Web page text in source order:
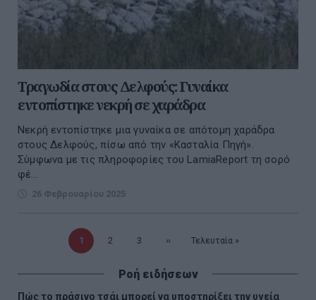
Τραγωδία στους Δελφούς: Γυναίκα
εντοπίστηκε νεκρή σε χαράδρα
Νεκρή εντοπίστηκε μια γυναίκα σε απότομη χαράδρα
στους Δελφούς, πίσω από την «Κασταλία Πηγή».
Σύμφωνα με τις πληροφορίες του LamiaReport τη σορό
φέ...
26 Φεβρουαρίου 2025
Τρέχουσα
1 Σελίδα
2 Σελίδα
3 Επόμενη
›› Τελευταία
Τελευταία »
Ροή ειδήσεων
Πώς το πράσινο τσάι μπορεί να υποστηρίξει την υγεία